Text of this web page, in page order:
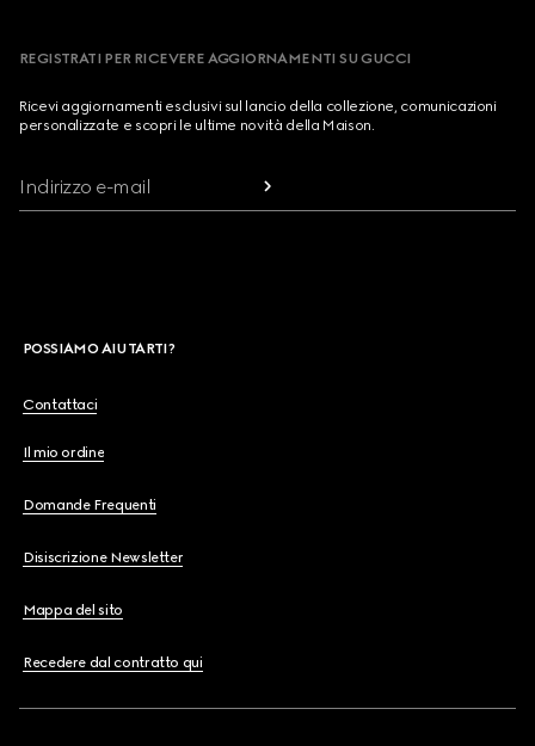
REGISTRATI PER RICEVERE AGGIORNAMENTI SU GUCCI
Ricevi aggiornamenti esclusivi sul lancio della collezione, comunicazioni
personalizzate e scopri le ultime novità della Maison.
Indirizzo e-mail
POSSIAMO AIUTARTI?
Contattaci
Il mio ordine
Domande Frequenti
Disiscrizione Newsletter
Mappa del sito
Recedere dal contratto qui